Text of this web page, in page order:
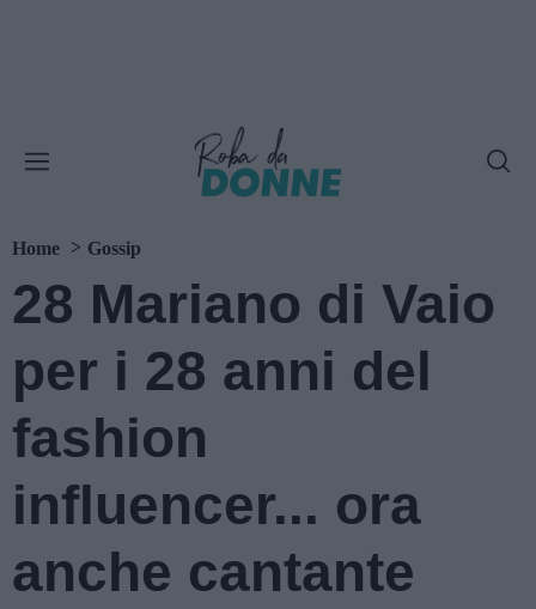
Home Gossip
28 Mariano di Vaio
per i 28 anni del
fashion
influencer... ora
anche cantante